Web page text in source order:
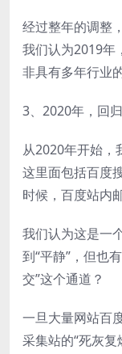
经过整年的调整
我们认为2019年
非具有多年行业
3、2020年，回
从2020年开始，
这里面包括百度
时候，百度站内
我们认为这是一
到“平静”，但也
交”这个通道？
一旦大量网站百
采集站的“死灰复